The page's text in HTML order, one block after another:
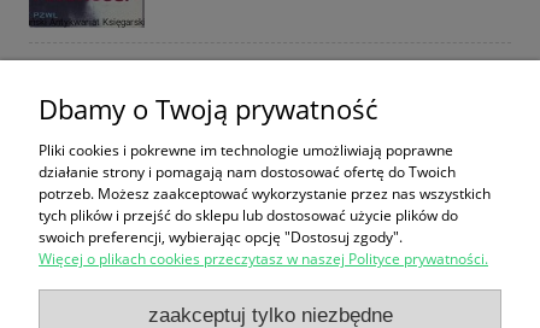
Nowoczesna antykoncepcja / Eugeniusz Siwik
14,90 zł
do koszyka
Dbamy o Twoją prywatność
Pliki cookies i pokrewne im technologie umożliwiają poprawne
działanie strony i pomagają nam dostosować ofertę do Twoich
potrzeb. Możesz zaakceptować wykorzystanie przez nas wszystkich
tych plików i przejść do sklepu lub dostosować użycie plików do
swoich preferencji, wybierając opcję "Dostosuj zgody".
Więcej o plikach cookies przeczytasz w naszej Polityce prywatności.
zaakceptuj tylko niezbędne